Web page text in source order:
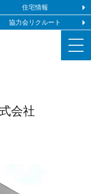
住宅情報
協力会リクルート
会社